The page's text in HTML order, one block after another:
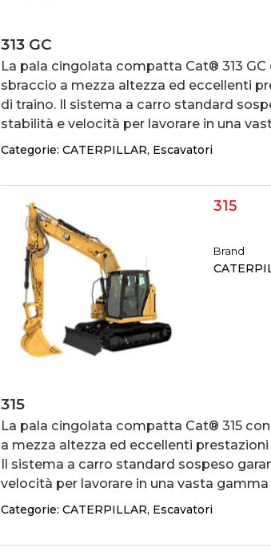
313 GC
La pala cingolata compatta Cat® 313
sbraccio a mezza altezza ed eccellenti
di traino. Il sistema a carro standard
stabilità e velocità per lavorare in una
Categorie: CATERPILLAR, Escavatori
315
Brand
315
La pala cingolata compatta Cat® 315
a mezza altezza ed eccellenti
Il sistema a carro standard sospeso
velocità per lavorare in una vasta
Categorie: CATERPILLAR, Escavatori